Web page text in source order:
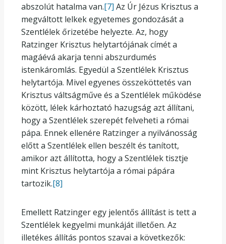
abszolút hatalma van.[7] Az Úr Jézus Krisztus a
megváltott lelkek egyetemes gondozását a
Szentlélek őrizetébe helyezte. Az, hogy
Ratzinger Krisztus helytartójának címét a
magáévá akarja tenni abszurdumés
istenkáromlás. Egyedül a Szentlélek Krisztus
helytartója. Mivel egyenes összeköttetés van
Krisztus váltságműve és a Szentlélek működése
között, lélek kárhoztató hazugság azt állítani,
hogy a Szentlélek szerepét felveheti a római
pápa. Ennek ellenére Ratzinger a nyilvánosság
előtt a Szentlélek ellen beszélt és tanított,
amikor azt állította, hogy a Szentlélek tisztje
mint Krisztus helytartója a római pápára
tartozik.[8]
Emellett Ratzinger egy jelentős állítást is tett a
Szentlélek kegyelmi munkáját illetően. Az
illetékes állítás pontos szavai a következők: